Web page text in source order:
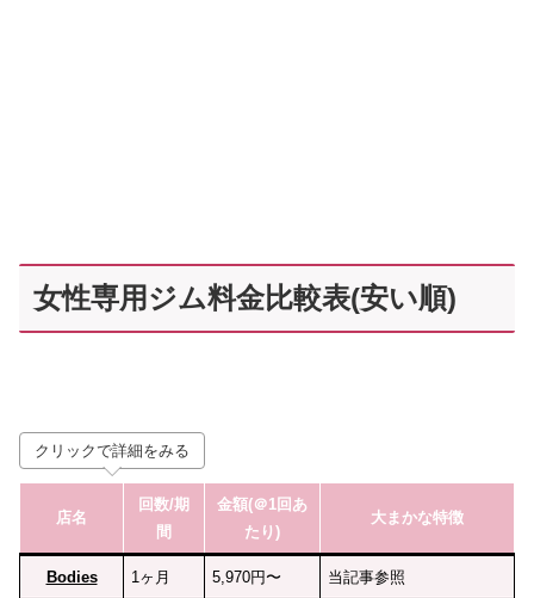
女性専用ジム料金比較表(安い順)
クリックで詳細をみる
店名
回数/期
間
金額(＠1回あ
たり)
大まかな特徴
Bodies 1ヶ月 5,970円〜 当記事参照